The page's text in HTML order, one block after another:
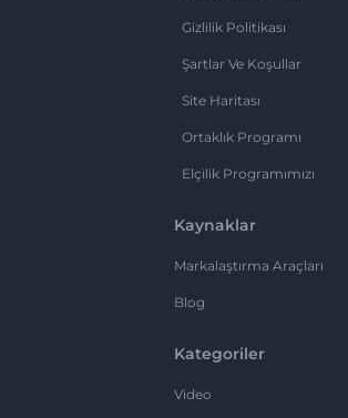
Gizlilik Politikası
Şartlar Ve Koşullar
Site Haritası
Ortaklık Programı
Elçilik Programımızı
Kaynaklar
Markalaştırma Araçları
Blog
Kategoriler
Video